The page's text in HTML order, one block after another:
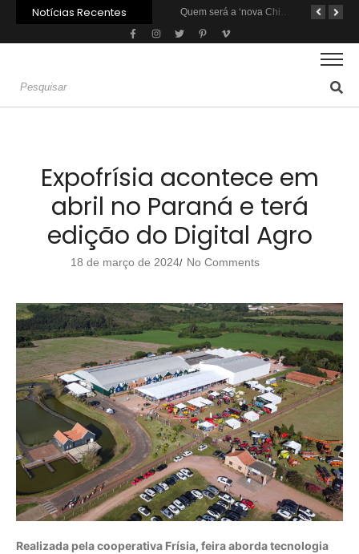
Notícias Recentes
Carne: Menor demanda da China exige reforço da diplomacia e inovação Quem será a ‘nova China’ do agro quando o apetite de Pequim acabar?
Expofrísia acontece em
abril no Paraná e terá
edição do Digital Agro
18 de março de 2024/ No Comments
Realizada pela cooperativa Frísia, feira aborda tecnologia